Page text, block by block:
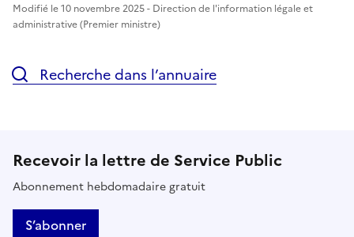
Modifié le 10 novembre 2025 - Direction de l'information légale et
administrative (Premier ministre)
Recherche dans l’annuaire
Recevoir la lettre de Service Public
Abonnement hebdomadaire gratuit
S’abonner